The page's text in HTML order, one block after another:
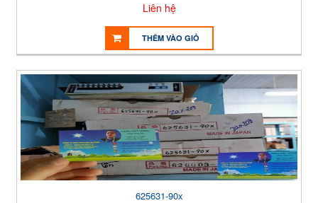
Liên hệ
THÊM VÀO GIỎ
625631-90x